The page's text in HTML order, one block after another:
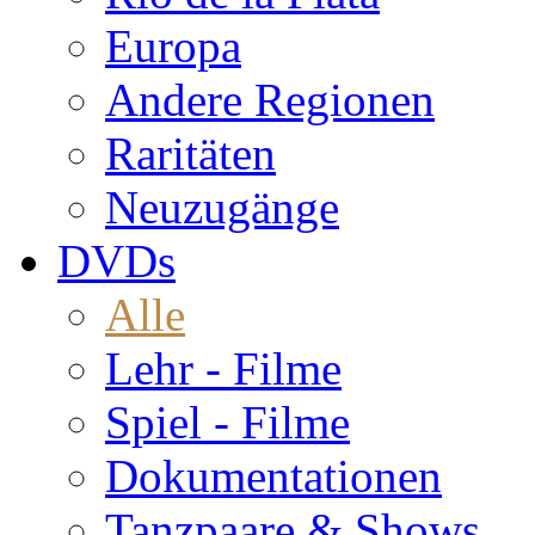
Europa
Andere Regionen
Raritäten
Neuzugänge
DVDs
Alle
Lehr - Filme
Spiel - Filme
Dokumentationen